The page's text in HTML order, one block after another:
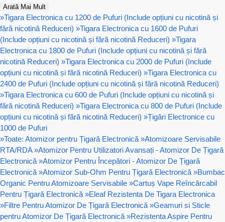
Arată Mai Mult
»Tigara Electronica cu 1200 de Pufuri (Include opțiuni cu nicotină și
fără nicotină Reduceri) »Tigara Electronica cu 1600 de Pufuri
(Include opțiuni cu nicotină și fără nicotină Reduceri) »Tigara
Electronica cu 1800 de Pufuri (Include opțiuni cu nicotină și fără
nicotină Reduceri) »Tigara Electronica cu 2000 de Pufuri (Include
opțiuni cu nicotină și fără nicotină Reduceri) »Tigara Electronica cu
2400 de Pufuri (Include opțiuni cu nicotină și fără nicotină Reduceri)
»Tigara Electronica cu 600 de Pufuri (Include opțiuni cu nicotină și
fără nicotină Reduceri) »Tigara Electronica cu 800 de Pufuri (Include
opțiuni cu nicotină și fără nicotină Reduceri) »Țigări Electronice cu
1000 de Pufuri
»Toate: Atomizor pentru Țigară Electronică »Atomizoare Servisabile
RTA/RDA »Atomizor Pentru Utilizatori Avansați - Atomizor De Țigară
Electronică »Atomizor Pentru Începători - Atomizor De Țigară
Electronică »Atomizor Sub-Ohm Pentru Țigară Electronică »Bumbac
Organic Pentru Atomizoare Servisabile »Cartuș Vape Reîncărcabil
Pentru Țigară Electronică »Eleaf Rezistenta De Tigara Electronica
»Filtre Pentru Atomizor De Țigară Electronică »Geamuri si Sticle
pentru Atomizor De Țigară Electronică »Rezistenta Aspire Pentru